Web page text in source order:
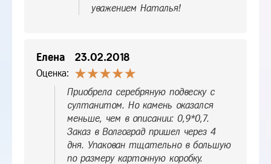
уважением Наталья!
Елена 23.02.2018
Оценка:
Приобрела серебряную подвеску с
султанитом. Но камень оказался
меньше, чем в описании: 0,9*0,7.
Заказ в Волгоград пришел через 4
дня. Упакован тщательно в большую
по размеру картонную коробку.